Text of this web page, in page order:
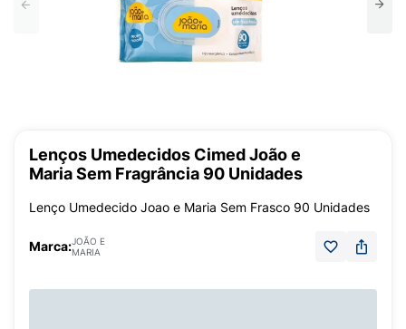
Lenços Umedecidos Cimed João e
Maria Sem Fragrância 90 Unidades
Lenço Umedecido Joao e Maria Sem Frasco 90 Unidades
Marca:JOÃO E
MARIA